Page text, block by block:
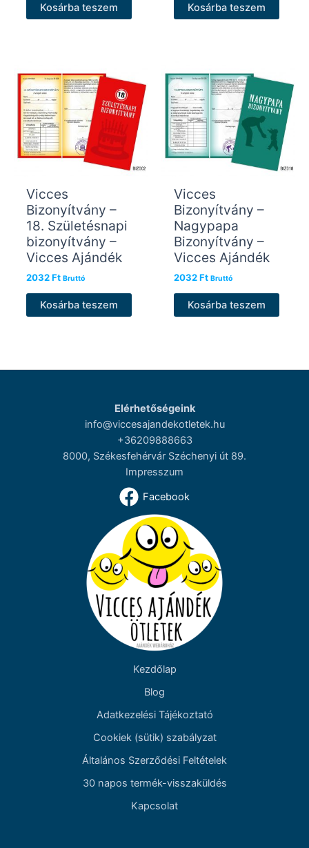
Kosárba teszem Kosárba teszem
Vicces
Bizonyítvány –
18. Születésnapi
bizonyítvány –
Vicces Ajándék
2032Ft Bruttó
Kosárba teszem
Vicces
Bizonyítvány –
Nagypapa
Bizonyítvány –
Vicces Ajándék
2032Ft Bruttó
Kosárba teszem
Elérhetőségeink
info@viccesajandekotletek.hu
+36209888663
8000, Székesfehérvár Széchenyi út 89.
Impresszum
Facebook
Kezdőlap
Blog
Adatkezelési Tájékoztató
Cookiek (sütik) szabályzat
Általános Szerződési Feltételek
30 napos termék-visszaküldés
Kapcsolat